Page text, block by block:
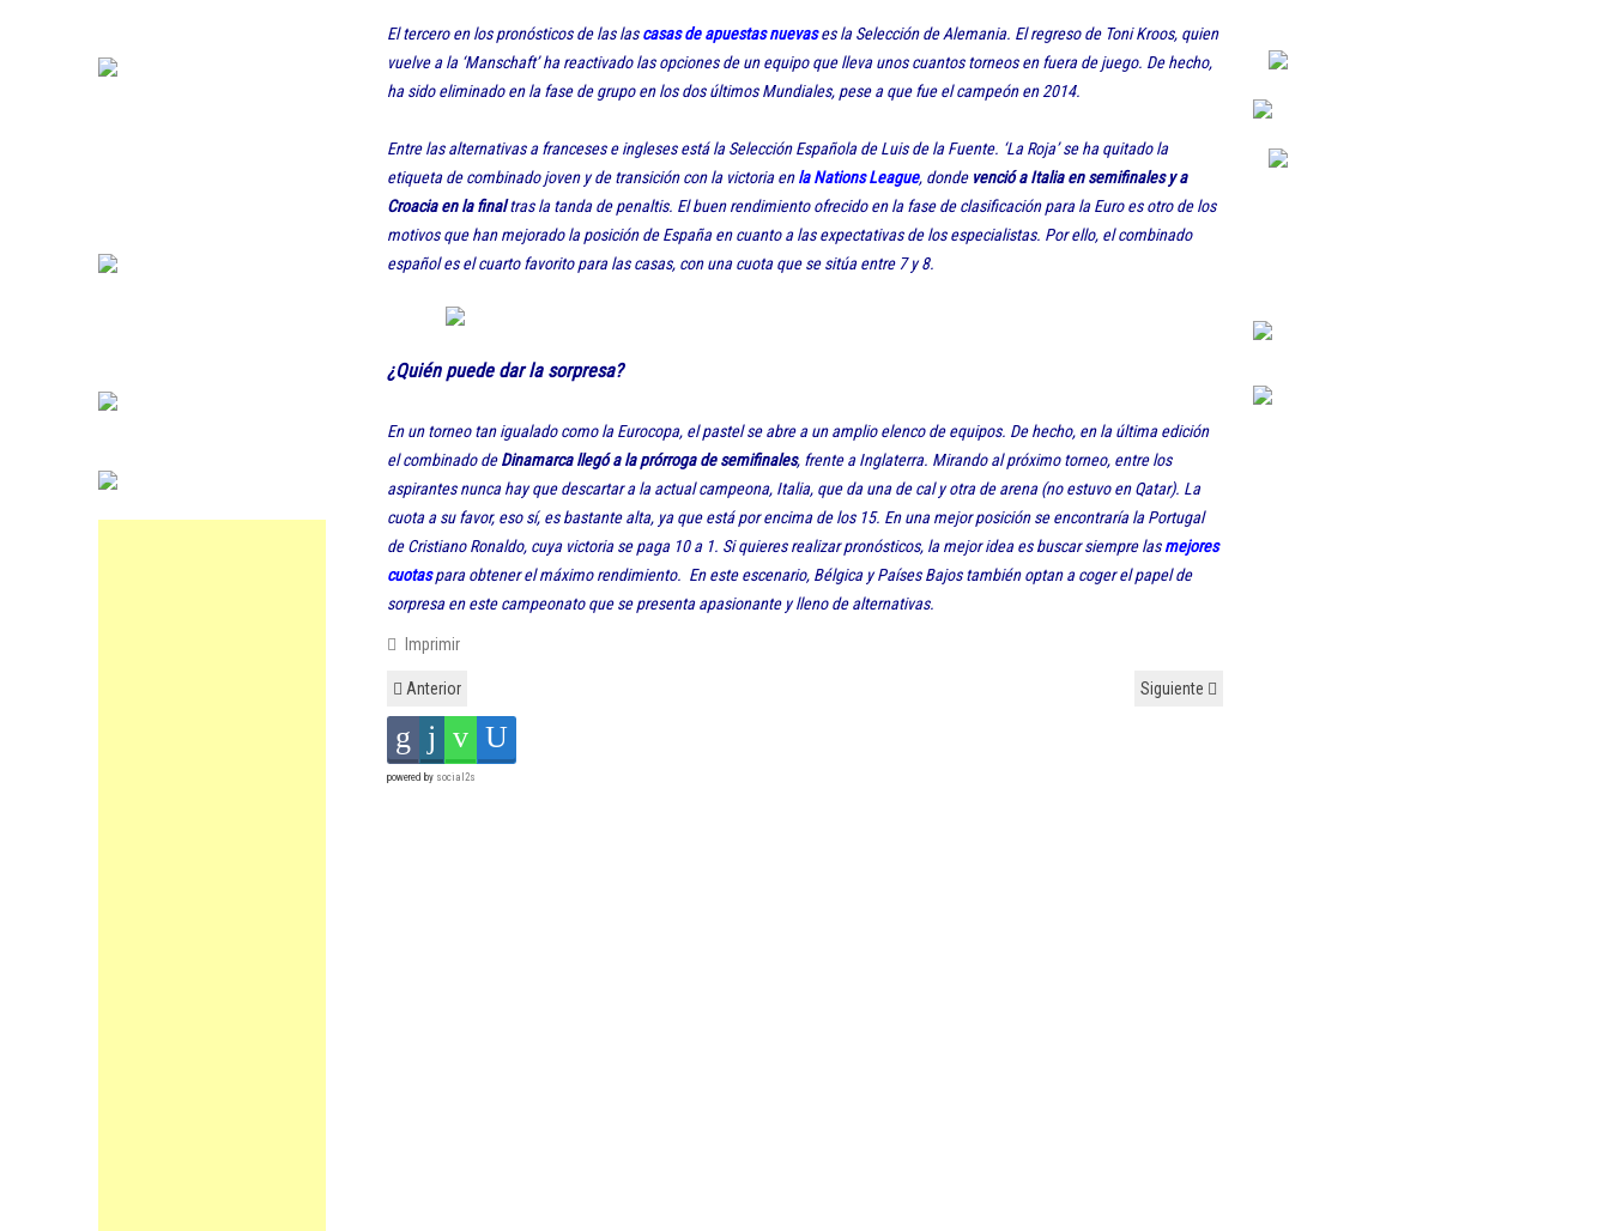
El tercero en los pronósticos de las lascasas de apuestas nuevases la Selección de Alemania. El regreso de Toni Kroos, quien
vuelve a la ‘Manschaft’ ha reactivado las opciones de un equipo que lleva unos cuantos torneos en fuera de juego. De hecho,
ha sido eliminado en la fase de grupo en los dos últimos Mundiales, pese a que fue el campeón en 2014.
Entre las alternativas a franceses e ingleses está la Selección Española de Luis de la Fuente. ‘La Roja’ se ha quitado la
etiqueta de combinado joven y de transición con la victoria enla Nations League, dondevenció a Italia en semifinales y a
Croacia en la finaltras la tanda de penaltis. El buen rendimiento ofrecido en la fase de clasificación para la Euro es otro de los
motivos que han mejorado la posición de España en cuanto a las expectativas de los especialistas. Por ello, el combinado
español es el cuarto favorito para las casas, con una cuota que se sitúa entre 7 y 8.
¿Quién puede dar la sorpresa?
En un torneo tan igualado como la Eurocopa, el pastel se abre a un amplio elenco de equipos. De hecho, en la última edición
el combinado deDinamarca llegó a la prórroga de semifinales, frente a Inglaterra. Mirando al próximo torneo, entre los
aspirantes nunca hay que descartar a la actual campeona, Italia, que da una de cal y otra de arena (no estuvo en Qatar). La
cuota a su favor, eso sí, es bastante alta, ya que está por encima de los 15. En una mejor posición se encontraría la Portugal
de Cristiano Ronaldo, cuya victoria se paga 10 a 1. Si quieres realizar pronósticos, la mejor idea es buscar siempre lasmejores
cuotaspara obtener el máximo rendimiento. En este escenario, Bélgica y Países Bajos también optan a coger el papel de
sorpresa en este campeonato que se presenta apasionante y lleno de alternativas.
Imprimir
Anterior Siguiente
powered by social2s